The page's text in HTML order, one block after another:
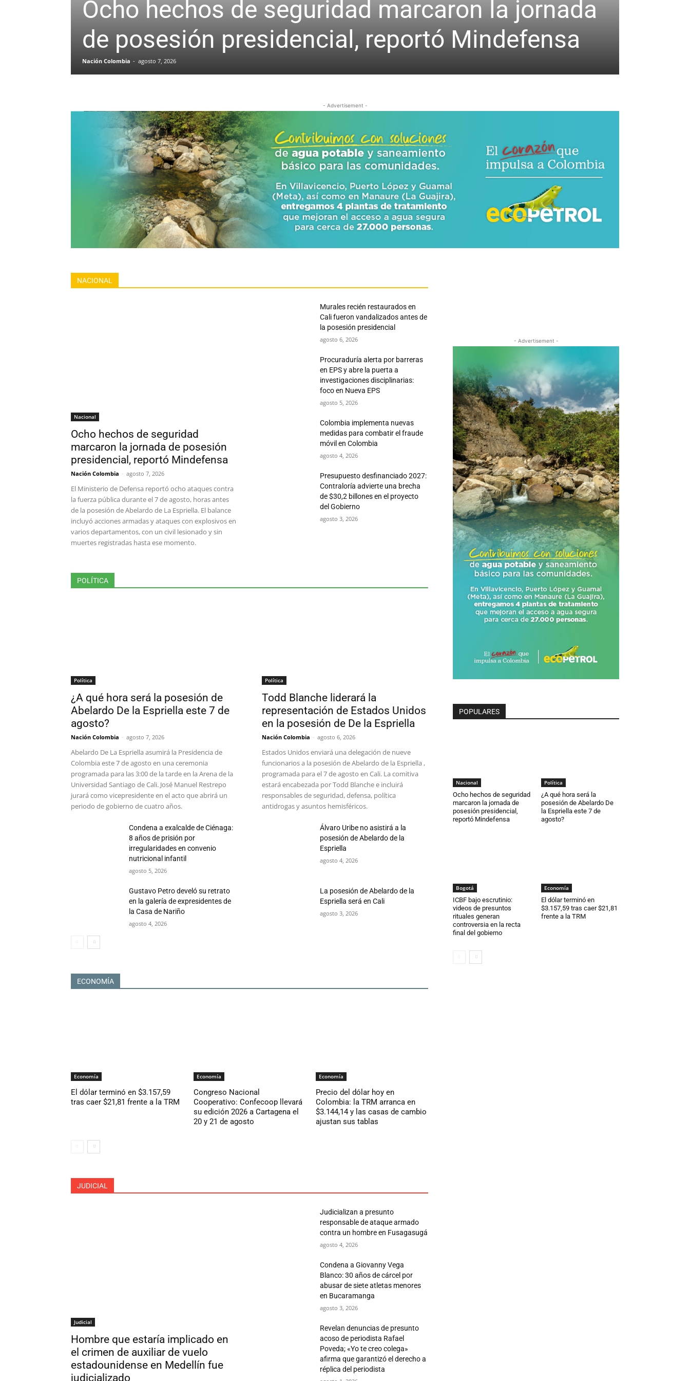
Ocho hechos de seguridad marcaron la jornada
de posesión presidencial, reportó Mindefensa
Nación Colombia - agosto 7, 2026
- Advertisement -
NACIONAL
Nacional
Ocho hechos de seguridad
marcaron la jornada de posesión
presidencial, reportó Mindefensa
Nación Colombia - agosto 7, 2026
El Ministerio de Defensa reportó ocho ataques contra
la fuerza pública durante el 7 de agosto, horas antes
de la posesión de Abelardo de La Espriella. El balance
incluyó acciones armadas y ataques con explosivos en
varios departamentos, con un civil lesionado y sin
muertes registradas hasta ese momento.
Murales recién restaurados en
Cali fueron vandalizados antes de
la posesión presidencial
agosto 6, 2026
Procuraduría alerta por barreras
en EPS y abre la puerta a
investigaciones disciplinarias:
foco en Nueva EPS
agosto 5, 2026
Colombia implementa nuevas
medidas para combatir el fraude
móvil en Colombia
agosto 4, 2026
Presupuesto desfinanciado 2027:
Contraloría advierte una brecha
de $30,2 billones en el proyecto
del Gobierno
agosto 3, 2026
POLÍTICA
Política
¿A qué hora será la posesión de
Abelardo De la Espriella este 7 de
agosto?
Nación Colombia - agosto 7, 2026
Abelardo De La Espriella asumirá la Presidencia de
Colombia este 7 de agosto en una ceremonia
programada para las 3:00 de la tarde en la Arena de la
Universidad Santiago de Cali. José Manuel Restrepo
jurará como vicepresidente en el acto que abrirá un
periodo de gobierno de cuatro años.
Política
Todd Blanche liderará la
representación de Estados Unidos
en la posesión de De la Espriella
Nación Colombia - agosto 6, 2026
Estados Unidos enviará una delegación de nueve
funcionarios a la posesión de Abelardo de la Espriella ,
programada para el 7 de agosto en Cali. La comitiva
estará encabezada por Todd Blanche e incluirá
responsables de seguridad, defensa, política
antidrogas y asuntos hemisféricos.
Condena a exalcalde de Ciénaga:
8 años de prisión por
irregularidades en convenio
nutricional infantil
agosto 5, 2026
Álvaro Uribe no asistirá a la
posesión de Abelardo de la
Espriella
agosto 4, 2026
Gustavo Petro develó su retrato
en la galería de expresidentes de
la Casa de Nariño
agosto 4, 2026
La posesión de Abelardo de la
Espriella será en Cali
agosto 3, 2026
ECONOMÍA
Economía
El dólar terminó en $3.157,59
tras caer $21,81 frente a la TRM
Economía
Congreso Nacional
Cooperativo: Confecoop llevará
su edición 2026 a Cartagena el
20 y 21 de agosto
Economía
Precio del dólar hoy en
Colombia: la TRM arranca en
$3.144,14 y las casas de cambio
ajustan sus tablas
JUDICIAL
Judicial
Hombre que estaría implicado en
el crimen de auxiliar de vuelo
estadounidense en Medellín fue
judicializado
Judicializan a presunto
responsable de ataque armado
contra un hombre en Fusagasugá
agosto 4, 2026
Condena a Giovanny Vega
Blanco: 30 años de cárcel por
abusar de siete atletas menores
en Bucaramanga
agosto 3, 2026
Revelan denuncias de presunto
acoso de periodista Rafael
Poveda; «Yo te creo colega»
afirma que garantizó el derecho a
réplica del periodista
- Advertisement -
POPULARES
Nacional
Ocho hechos de seguridad
marcaron la jornada de
posesión presidencial,
reportó Mindefensa
Política
¿A qué hora será la
posesión de Abelardo De
la Espriella este 7 de
agosto?
Bogotá
ICBF bajo escrutinio:
videos de presuntos
rituales generan
controversia en la recta
final del gobierno
Economía
El dólar terminó en
$3.157,59 tras caer $21,81
frente a la TRM